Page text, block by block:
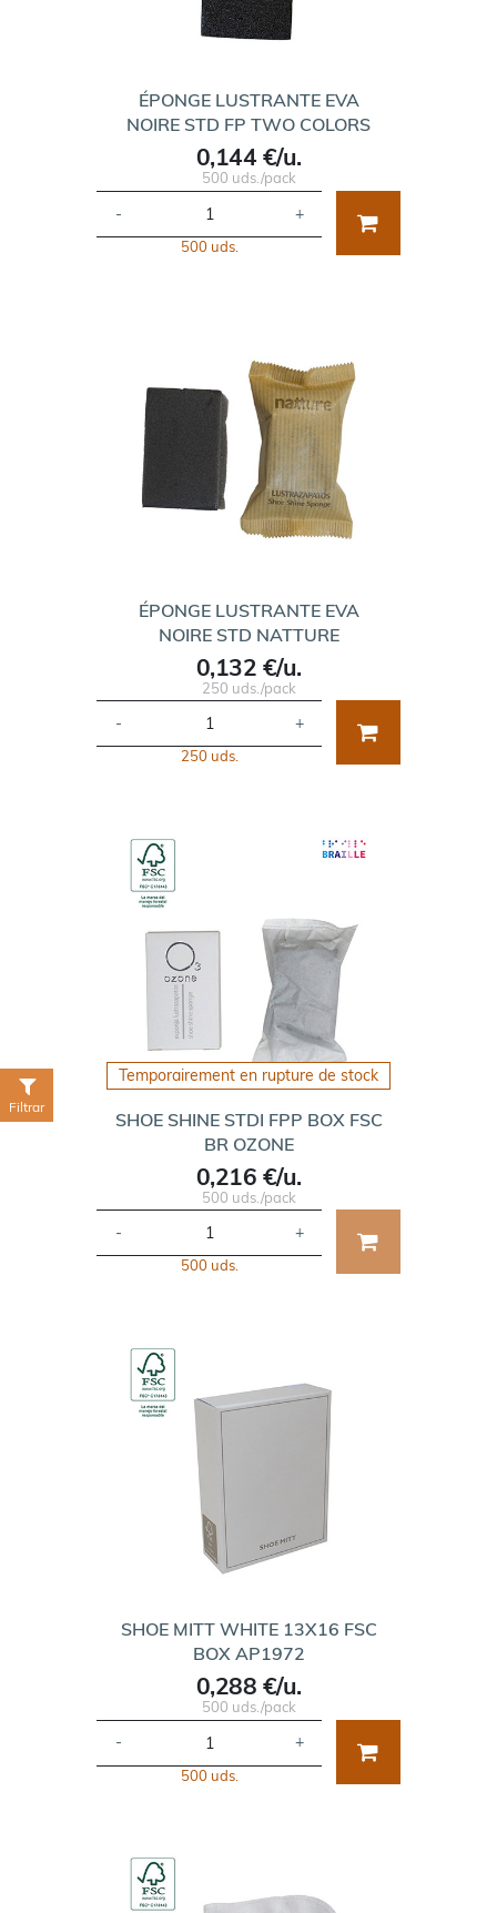
ÉPONGE LUSTRANTE EVA
NOIRE STD FP TWO COLORS
0,144 €/u.
500 uds./pack
- +
500 uds.
ÉPONGE LUSTRANTE EVA
NOIRE STD NATTURE
0,132 €/u.
250 uds./pack
- +
250 uds.
Temporairement en rupture de stock
SHOE SHINE STDI FPP BOX FSC
BR OZONE
0,216 €/u.
500 uds./pack
- +
500 uds.
SHOE MITT WHITE 13X16 FSC
BOX AP1972
0,288 €/u.
500 uds./pack
- +
500 uds.
Filtrar